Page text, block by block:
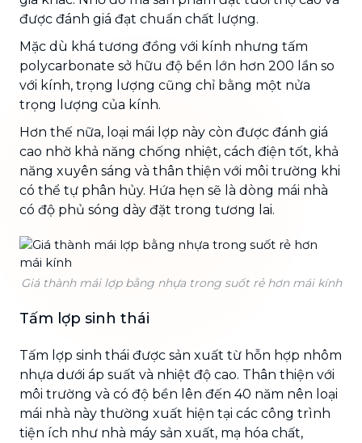
được đánh giá đạt chuẩn chất lượng.
Mặc dù khá tương đồng với kính nhưng tấm
polycarbonate sở hữu độ bền lớn hơn 200 lần so
với kính, trọng lượng cũng chỉ bằng một nửa
trọng lượng của kính.
Hơn thế nữa, loại mái lợp này còn được đánh giá
cao nhờ khả năng chống nhiệt, cách điện tốt, khả
năng xuyên sáng và thân thiện với môi trường khi
có thể tự phân hủy. Hứa hẹn sẽ là dòng mái nhà
có độ phủ sóng dày đặt trong tương lai.
Giá thành mái lợp bằng nhựa trong suốt rẻ hơn mái kính
Tấm lợp sinh thái
Tấm lợp sinh thái được sản xuất từ hỗn hợp nhôm
nhựa dưới áp suất và nhiệt độ cao. Thân thiện với
môi trường và có độ bền lên đến 40 năm nên loại
mái nhà này thường xuất hiện tại các công trình
tiện ích như nhà máy sản xuất, mạ hóa chất,